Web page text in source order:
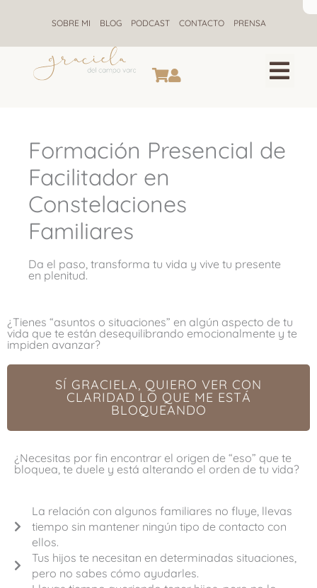
SOBRE MI BLOG PODCAST CONTACTO PRENSA
Formación Presencial de
Facilitador en
Constelaciones
Familiares
Da el paso, transforma tu vida y vive tu presente
en plenitud.
¿Tienes “asuntos o situaciones” en algún aspecto de tu
vida que te están desequilibrando emocionalmente y te
impiden avanzar?
SÍ GRACIELA, QUIERO VER CON
CLARIDAD LO QUE ME ESTÁ
BLOQUEANDO
¿Necesitas por fin encontrar el origen de “eso” que te
bloquea, te duele y está alterando el orden de tu vida?​
La relación con algunos familiares no fluye, llevas
tiempo sin mantener ningún tipo de contacto con
ellos.
Tus hijos te necesitan en determinadas situaciones,
pero no sabes cómo ayudarles.